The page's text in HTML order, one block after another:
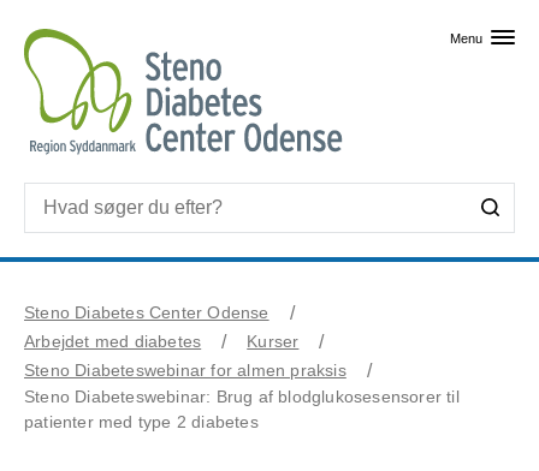
Menu
Steno Diabetes Center Odense
Arbejdet med diabetes
Kurser
Steno Diabeteswebinar for almen praksis
Steno Diabeteswebinar: Brug af blodglukosesensorer til
patienter med type 2 diabetes